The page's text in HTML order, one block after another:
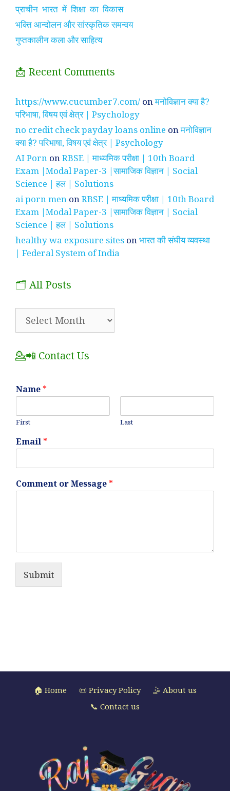
प्राचीन भारत में शिक्षा का विकास
भक्ति आन्दोलन और सांस्कृतिक समन्वय
गुप्तकालीन कला और साहित्य
📩 Recent Comments
https://www.cucumber7.com/ onमनोविज्ञान क्या है?
परिभाषा, विषय एवं क्षेत्र | Psychology
no credit check payday loans online onमनोविज्ञान
क्या है? परिभाषा, विषय एवं क्षेत्र | Psychology
AI Porn onRBSE | माध्यमिक परीक्षा | 10th Board
Exam |Modal Paper-3 |सामाजिक विज्ञान | Social
Science | हल | Solutions
ai porn men onRBSE | माध्यमिक परीक्षा | 10th Board
Exam |Modal Paper-3 |सामाजिक विज्ञान | Social
Science | हल | Solutions
healthy wa exposure sites onभारत की संघीय व्यवस्था
| Federal System of India
🗂️ All Posts
💁📲 Contact Us
Name *
First Last
Email *
Comment or Message *
Submit
🏠 Home 📜 Privacy Policy
🤹 About us
📞 Contact us